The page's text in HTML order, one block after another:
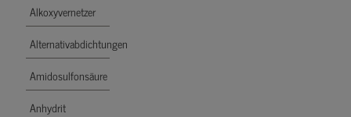
Alkoxyvernetzer
Alternativabdichtungen
Amidosulfonsäure
Anhydrit